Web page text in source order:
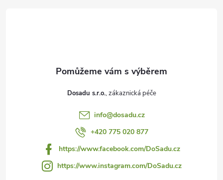
Dosadu s.r.o.
info@dosadu.cz
+420 775 020 877
https://www.facebook.com/DoSadu.cz
https://www.instagram.com/DoSadu.cz